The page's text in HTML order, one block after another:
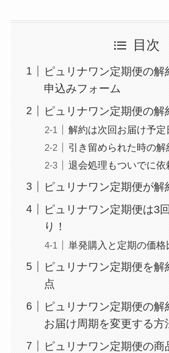
目次
ピュリナワン定期便の
申込みフォーム
ピュリナワン定期便の
解約は次回お届け予定
引き留められた時の解
退会処理もついでに依
ピュリナワン定期便が解
ピュリナワン定期便は3
り！
単発購入と定期の価格
ピュリナワン定期便を
点
ピュリナワン定期便の解
お届け周期を変更する方
ピュリナワン定期便の商